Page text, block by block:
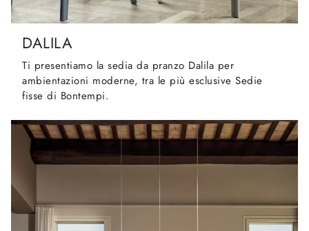
DALILA
Ti presentiamo la sedia da pranzo Dalila per
ambientazioni moderne, tra le più esclusive Sedie
fisse di Bontempi.